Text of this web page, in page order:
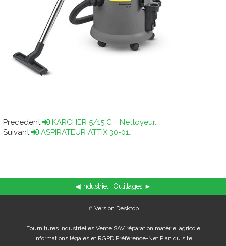
Precedent
KARCHER 5/15 C + Nettoyeur..
Suivant
ASPIRATEUR ATTIX 30-01..
◀ Industriel Outillages ►
↱ Version Desktop
Fournitures industrielles Vente SAV réparation matèriel agricole
Informations légales et RGPD Préférence-Net Plan du site